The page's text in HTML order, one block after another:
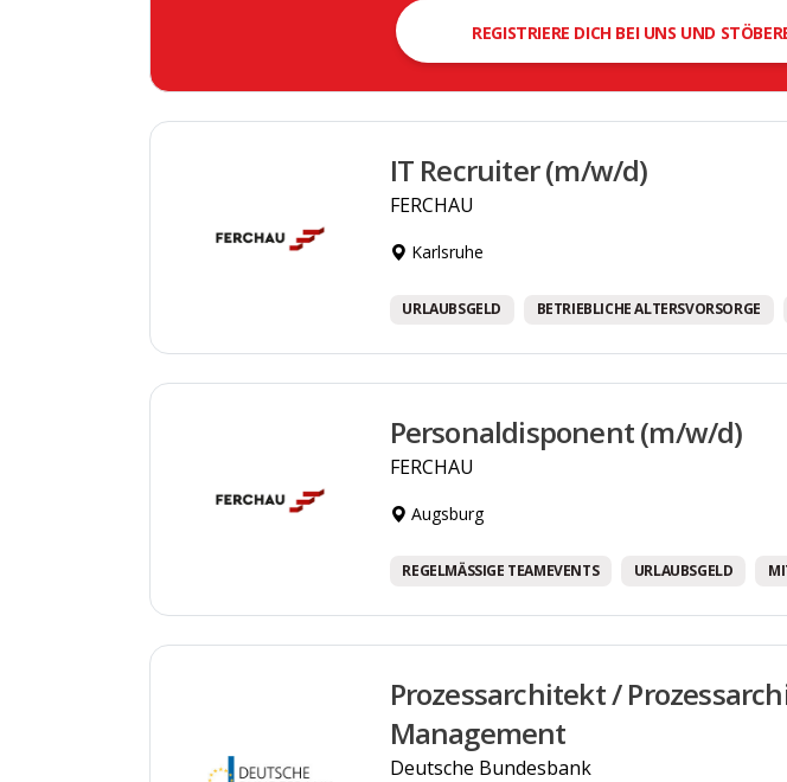
Moderne
Offene
Urlaubsgeld
REGISTRIERE DICH BEI UNS UND
IT Recruiter (m/w/d)
FERCHAU
Karlsruhe
URLAUBSGELD BETRIEBLICHE ALTERSVORSORGE
Personaldisponent (m/w/d)
FERCHAU
Augsburg
REGELMÄSSIGE TEAMEVENTS URLAUBSGELD
Prozessarchitekt /
Management
Deutsche Bundesbank